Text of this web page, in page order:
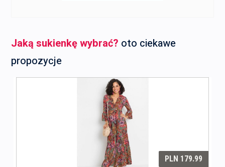
Jaką sukienkę wybrać? oto ciekawe
propozycje